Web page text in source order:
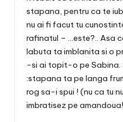
stapana, pentru ca te
nu ai fi facut tu
rafinatul – …este?.. Asa
labuta ta imblanita si o
-si ai topit-o pe Sabina.
:stapana ta pe langa
rog sa-i spui ! (nu ca tu
imbratisez pe amandoua!